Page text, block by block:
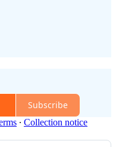
Subscribe
∙ Collection notice